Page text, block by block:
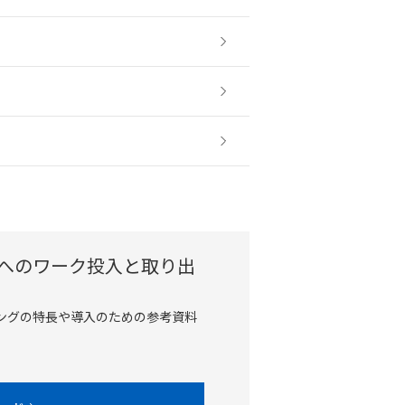
のワーク投入と取り出
グの特長や導入のための参考資料